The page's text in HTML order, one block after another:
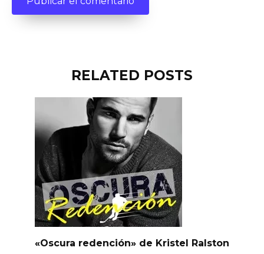
RELATED POSTS
«Oscura redención» de Kristel Ralston